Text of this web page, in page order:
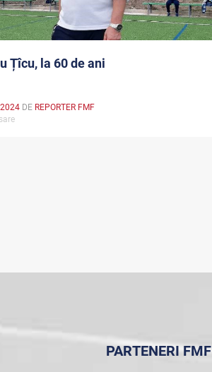
Țîcu, la 60 de ani
DE REPORTER FMF
PARTENERI FMF